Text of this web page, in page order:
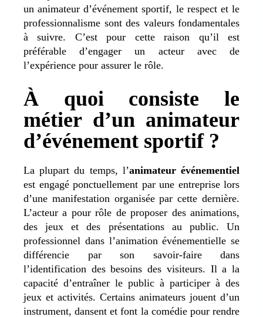
un animateur d’événement sportif, le respect et le
professionnalisme sont des valeurs fondamentales
à suivre. C’est pour cette raison qu’il est
préférable d’engager un acteur avec de
l’expérience pour assurer le rôle.
À quoi consiste le
métier d’un animateur
d’événement sportif ?
La plupart du temps, l’animateur événementiel
est engagé ponctuellement par une entreprise lors
d’une manifestation organisée par cette dernière.
L’acteur a pour rôle de proposer des animations,
des jeux et des présentations au public. Un
professionnel dans l’animation événementielle se
différencie par son savoir-faire dans
l’identification des besoins des visiteurs. Il a la
capacité d’entraîner le public à participer à des
jeux et activités. Certains animateurs jouent d’un
instrument, dansent et font la comédie pour rendre